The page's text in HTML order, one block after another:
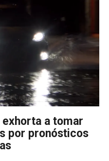
exhorta a tomar
por pronósticos